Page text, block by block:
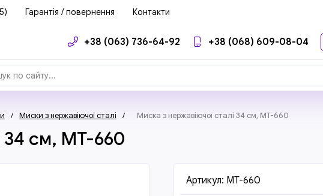
Гарантія / повернення Контакти
+38 (063) 736-64-92 +38 (068) 609-08-04
/ Миски з нержавіючої сталі / Миска з нержавіючої сталі 34 см, MT-660
34 см, MT-660
Артикул: MT-660